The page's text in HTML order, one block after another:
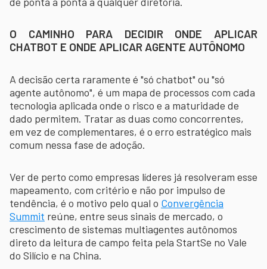
O CAMINHO PARA DECIDIR ONDE APLICAR
CHATBOT E ONDE APLICAR AGENTE AUTÔNOMO
A decisão certa raramente é "só chatbot" ou "só
agente autônomo", é um mapa de processos com cada
tecnologia aplicada onde o risco e a maturidade de
dado permitem. Tratar as duas como concorrentes,
em vez de complementares, é o erro estratégico mais
comum nessa fase de adoção.
Ver de perto como empresas líderes já resolveram esse
mapeamento, com critério e não por impulso de
tendência, é o motivo pelo qual o Convergência
Summit reúne, entre seus sinais de mercado, o
crescimento de sistemas multiagentes autônomos
direto da leitura de campo feita pela StartSe no Vale
do Silício e na China.